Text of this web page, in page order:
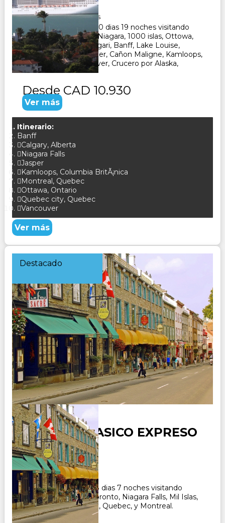
Duración:
20Días19Noches
Paquete Turistico de 20 dias 19 noches visitando
Toronto, Cataratas del Niagara, 1000 islas, Ottowa,
Quebec, Montreal, Calgari, Banff, Lake Louise,
Campos de Hielo, Jasper, Cañon Maligne, Kamloops,
Fort Langley - Vancouver, Crucero por Alaska,
Desde CAD 10.930
Ver más
Itinerario:
Banff
Calgary, Alberta
Niagara Falls
Jasper
Kamloops, Columbia BritÃ¡nica
Montreal, Quebec
Ottawa, Ontario
Quebec city, Quebec
Vancouver
Ver más
Destacado
CANADA CLASICO EXPRESO
Duración:
8Días7Noches
Paquete Turistico de 8 dias 7 noches visitando
Canada, recorriendo Toronto, Niagara Falls, Mil Islas,
Ottawa, Mt.Tremblant, Quebec, y Montreal.
CONSULTAR